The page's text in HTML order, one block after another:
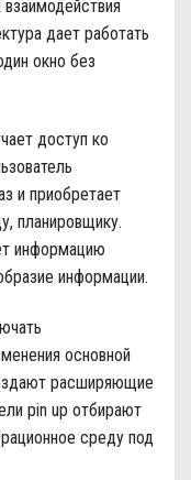
дает работать
окно без
доступ ко
и приобретает
планировщику.
информацию
информации.
основной
расширяющие
pin up отбирают
среду под